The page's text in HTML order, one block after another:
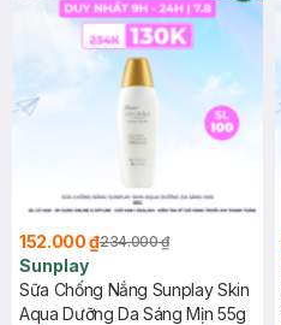
152.000 ₫234.000 ₫
Sunplay
Sữa Chống Nắng Sunplay Skin
Aqua Dưỡng Da Sáng Mịn 55g